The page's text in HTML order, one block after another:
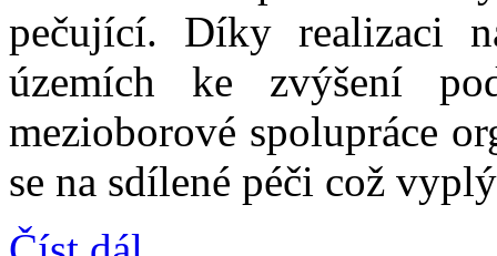
pečující. Díky realizaci
územích ke zvýšení
mezioborové spolupráce
se na sdílené péči což